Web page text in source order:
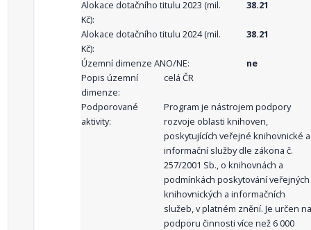
Alokace dotačního titulu 2023 (mil.
Kč):
38.21
Alokace dotačního titulu 2024 (mil.
Kč):
38.21
Územní dimenze ANO/NE:
ne
Popis územní
dimenze:
celá ČR
Podporované
aktivity:
Program je nástrojem podpory
rozvoje oblasti knihoven,
poskytujících veřejné knihovnické a
informační služby dle zákona č.
257/2001 Sb., o knihovnách a
podmínkách poskytování veřejných
knihovnických a informačních
služeb, v platném znění. Je určen na
podporu činnosti více než 6 000